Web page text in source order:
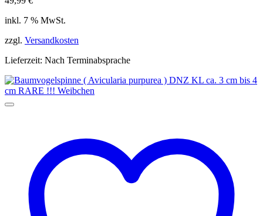
inkl. 7 % MwSt.
zzgl. Versandkosten
Lieferzeit: Nach Terminabsprache